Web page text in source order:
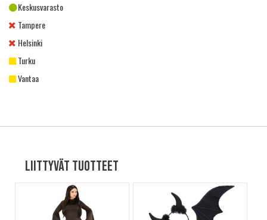
Keskusvarasto
Tampere
Helsinki
Turku
Vantaa
Liittyvät tuotteet